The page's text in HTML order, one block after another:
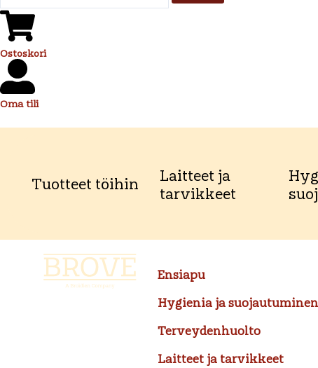
Ostoskori
Oma tili
Tuotteet töihin
Laitteet ja
tarvikkeet
Ensiapu
Hygienia ja suojautuminen
Terveydenhuolto
Laitteet ja tarvikkeet